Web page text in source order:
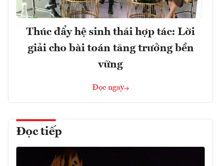
Thúc đẩy hệ sinh thái hợp tác: Lời
giải cho bài toán tăng trưởng bền
vững
Đọc ngay
Đọc tiếp